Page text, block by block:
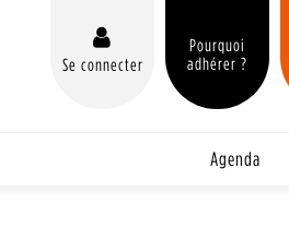
Se connecter
Pourquoi
adhérer ?
Agenda